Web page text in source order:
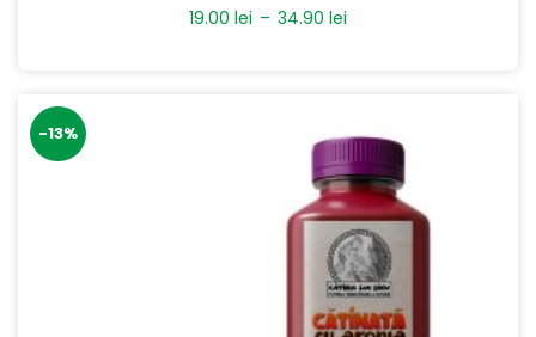
19.00 lei – 34.90 lei
-13%